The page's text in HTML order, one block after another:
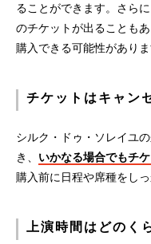
ることができます。さら
のチケットが出ることも
購入できる可能性がありま
チケットはキャン
シルク・ドゥ・ソレイユ
き、 いかなる場合でもチ
購入前に日程や席種をし
上演時間はどのく